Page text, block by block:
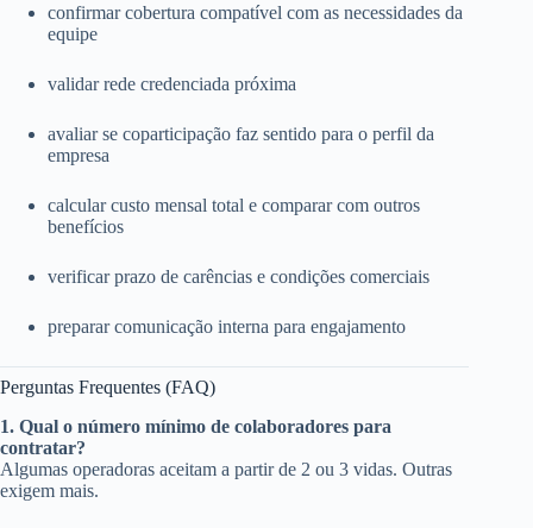
confirmar cobertura compatível com as necessidades da
equipe
validar rede credenciada próxima
avaliar se coparticipação faz sentido para o perfil da
empresa
calcular custo mensal total e comparar com outros
benefícios
verificar prazo de carências e condições comerciais
preparar comunicação interna para engajamento
Perguntas Frequentes (FAQ)
1. Qual o número mínimo de colaboradores para
contratar?
Algumas operadoras aceitam a partir de 2 ou 3 vidas. Outras
exigem mais.